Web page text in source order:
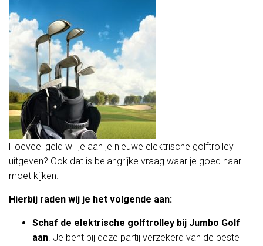
Hoeveel geld wil je aan je nieuwe elektrische golftrolley
uitgeven? Ook dat is belangrijke vraag waar je goed naar
moet kijken.
Hierbij raden wij je het volgende aan:
Schaf de elektrische golftrolley bij Jumbo Golf
aan. Je bent bij deze partij verzekerd van de beste